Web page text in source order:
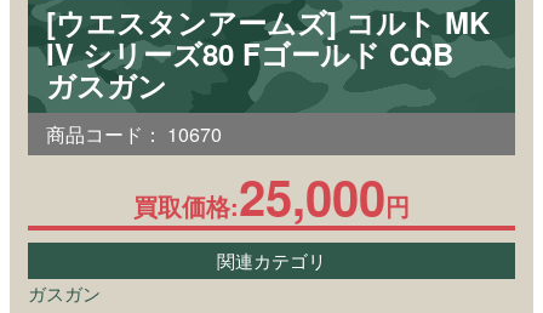
[ウエスタンアームズ] コルト MK
IV シリーズ80 Fゴールド CQB
ガスガン
商品コード： 10670
買取価格:25,000円
関連カテゴリ
ガスガン